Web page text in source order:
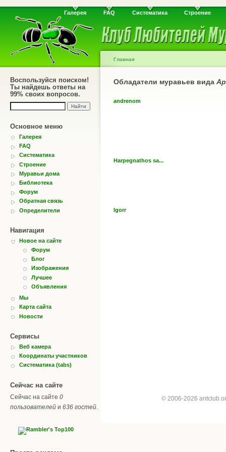
Галерея FAQ Систематика Строение
Воспользуйся поиском!
Ты найдешь ответы на
99% своих вопросов.
Основное меню
Галерея
FAQ
Систематика
Строение
Муравьи дома
Библиотека
Форум
Обратная связь
Определители
Навигация
Новое на сайте
Форум
Блог
Изображения
Лучшее
Объявления
Мы
Карта сайта
Новости
Сервисы
Веб камера
Координаты участников
Систематика (tabs)
Сейчас на сайте
Сейчас на сайте 0
пользователей и 636 гостей
Главная
Обладатели муравьев вида
andrenom
Harpegnathos sa...
Igorr
© 2006-2026